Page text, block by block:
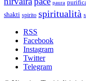
paura
shakti spirito spiritualità
RSS
Facebook
Instagram
Twitter
Telegram